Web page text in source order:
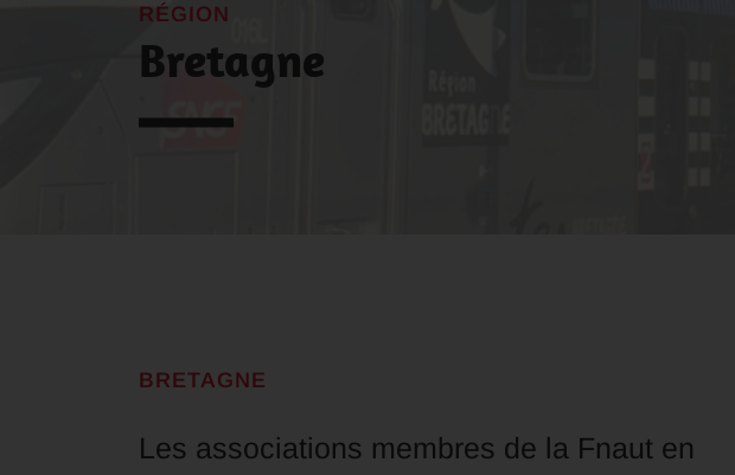
RÉGION
Bretagne
BRETAGNE
Les associations membres de la Fnaut en